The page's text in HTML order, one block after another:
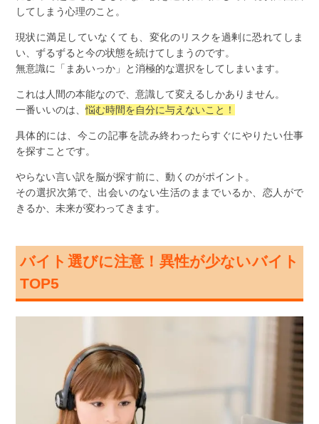
してしまう心理のこと。
現状に満足していなくても、変化のリスクを過剰に恐れてしま
い、ずるずると今の状態を続けてしまうのです。
無意識に「まあいっか」と消極的な選択をしてしまいます。
これは人間の本能なので、意識して変えるしかありません。
一番いいのは、悩む時間を自分に与えないこと！
具体的には、今この記事を読み終わったらすぐにやりたい仕事
を探すことです。
やらない言い訳を脳が探す前に、動くのがポイント。
その選択次第で、出会いのない生活のままでいるか、恋人がで
きるか、未来が変わってきます。
バイト選びに注意！異性が少ないバイト
TOP5